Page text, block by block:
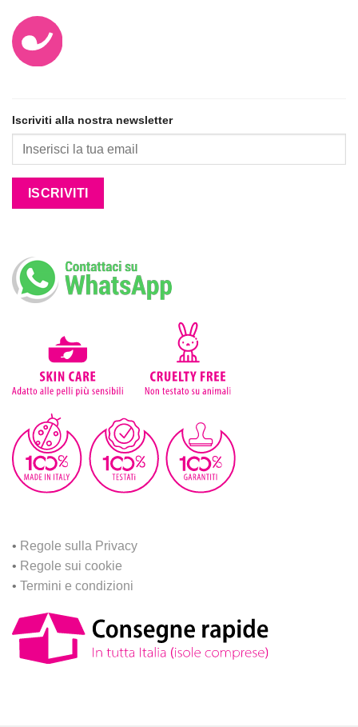
Iscriviti alla nostra newsletter
• Regole sulla Privacy
• Regole sui cookie
• Termini e condizioni